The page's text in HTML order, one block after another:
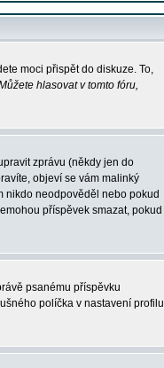
moci přispět do diskuze. To,
hlasovat v tomto fóru,
zprávu (někdy jen do
objeví se vám malinký
nikdo neodpověděl nebo pokud
příspěvek smazat, pokud
psanému příspěvku
políčka v nastavení profilu